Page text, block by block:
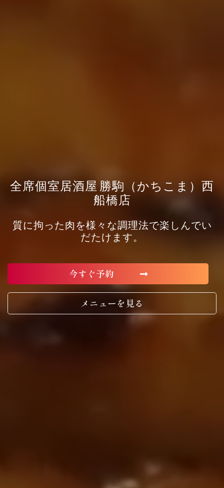
全席個室居酒屋 勝駒（かちこま）西
船橋店
質に拘った肉を様々な調理法で楽しんでい
だたけます。
今すぐ予約
メニューを見る